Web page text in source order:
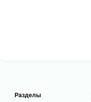
Разделы